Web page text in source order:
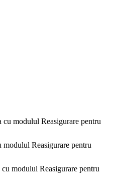
cu modulul Reasigurare pentru
Reasigurare pentru
modulul Reasigurare pentru